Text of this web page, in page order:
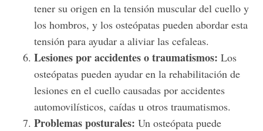
tener su origen en la tensión muscular del cuello y
los hombros, y los osteópatas pueden abordar esta
tensión para ayudar a aliviar las cefaleas.
Lesiones por accidentes o traumatismos: Los
osteópatas pueden ayudar en la rehabilitación de
lesiones en el cuello causadas por accidentes
automovilísticos, caídas u otros traumatismos.
Problemas posturales: Un osteópata puede